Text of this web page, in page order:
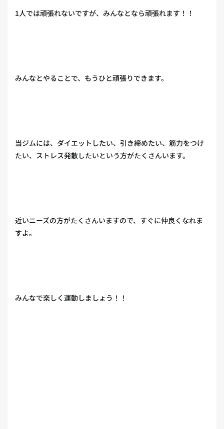
1人では頑張れないですが、みんなとなら頑張れます！！
みんなとやることで、もうひと頑張りできます。
当ジムには、ダイエットしたい、引き締めたい、筋力をつけ
たい、ストレス発散したいという方がたくさんいます。
近いニーズの方がたくさんいますので、すぐに仲良くなれま
すよ。
みんなで楽しく運動しましょう！！